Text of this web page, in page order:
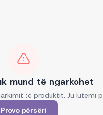
mund të ngarkohet
të produktit. Ju lutemi
Provo përsëri